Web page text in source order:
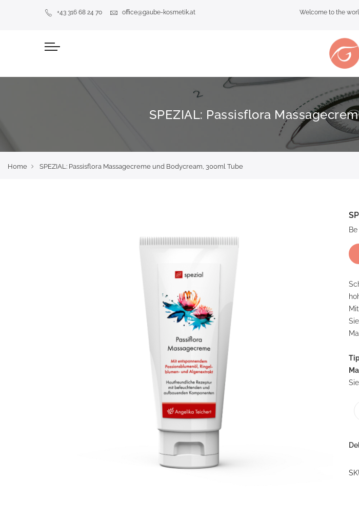
+43 316 68 24 70 office@gaube-kosmetik.at Welcome to the
SPEZIAL: Passisflora
Home SPEZIAL: Passisflora Massagecreme und Bodycream, 300ml Tube